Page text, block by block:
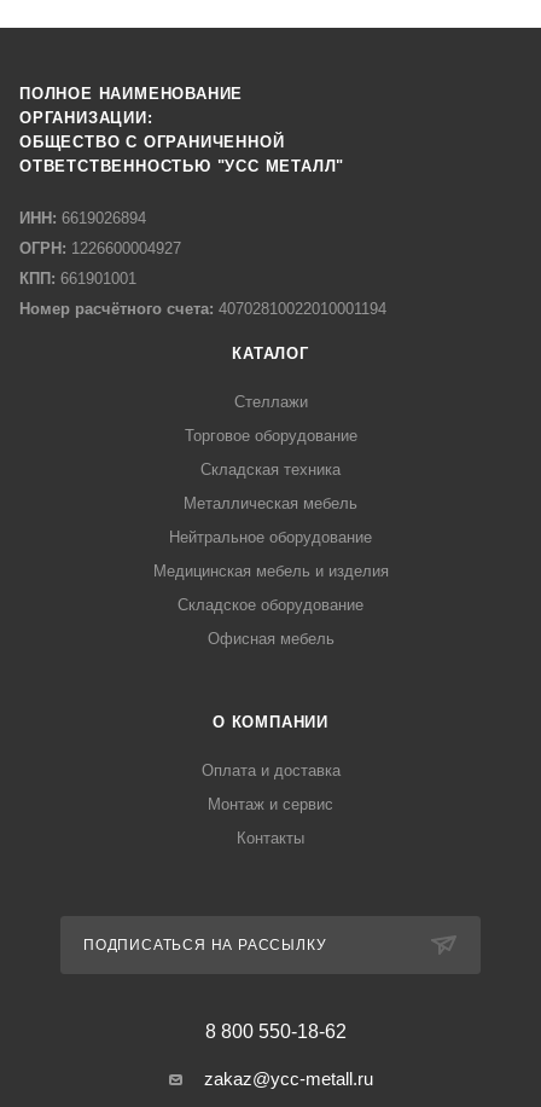
ПОЛНОЕ НАИМЕНОВАНИЕ
ОРГАНИЗАЦИИ:
ОБЩЕСТВО С ОГРАНИЧЕННОЙ
ОТВЕТСТВЕННОСТЬЮ "УСС МЕТАЛЛ"
ИНН: 6619026894
ОГРН: 1226600004927
КПП: 661901001
Номер расчётного счета: 40702810022010001194
КАТАЛОГ
Стеллажи
Торговое оборудование
Складская техника
Металлическая мебель
Нейтральное оборудование
Медицинская мебель и изделия
Складское оборудование
Офисная мебель
О КОМПАНИИ
Оплата и доставка
Монтаж и сервис
Контакты
ПОДПИСАТЬСЯ НА РАССЫЛКУ
8 800 550-18-62
zakaz@ycc-metall.ru